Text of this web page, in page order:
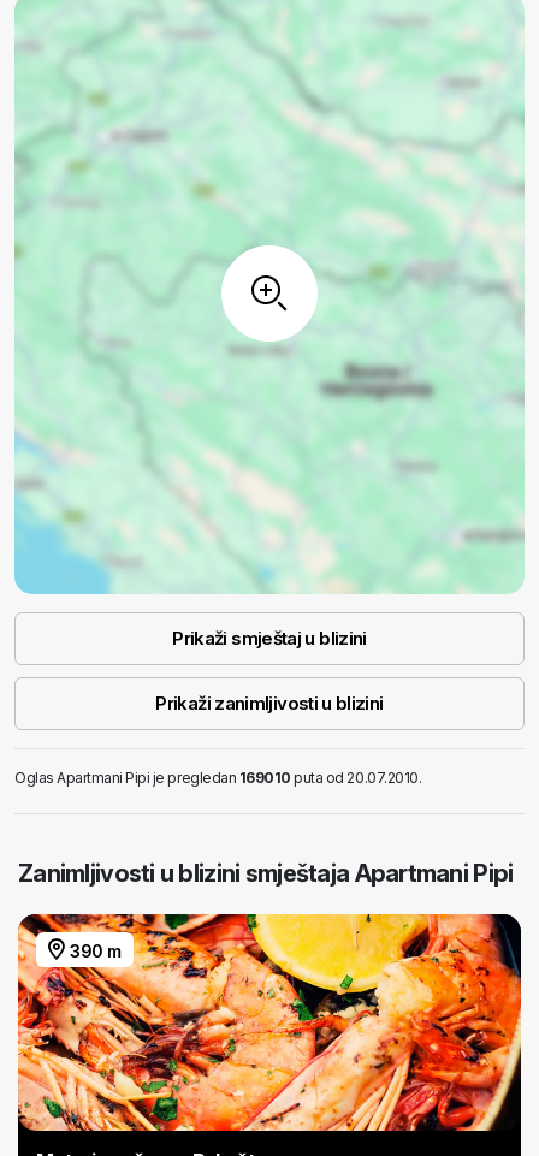
Prikaži smještaj u blizini
Prikaži zanimljivosti u blizini
Oglas Apartmani Pipi je pregledan 169010 puta od 20.07.2010.
Zanimljivosti u blizini smještaja Apartmani Pipi
390 m